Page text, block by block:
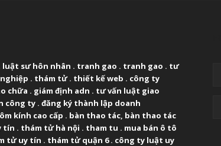
luật sư hôn nhân . tranh gao . tranh gao . tư
. thám tử. thiết kế web . công ty
chữa . giám định adn . tư vấn luật giao
công ty . đăng ký thành lập doanh
kính cao cấp . bàn thao tác, bàn thao tác
tín . thám tử hà nội . tham tu . mua bán ô tô
tử uy tín . thám tử quận 6. công ty luật uy